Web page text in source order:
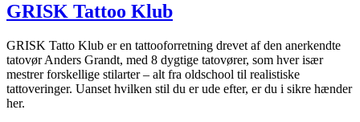
GRISK Tattoo Klub
GRISK Tatto Klub er en tattooforretning drevet af den anerkendte
tatovør Anders Grandt, med 8 dygtige tatovører, som hver især
mestrer forskellige stilarter – alt fra oldschool til realistiske
tattoveringer. Uanset hvilken stil du er ude efter, er du i sikre hænder
her.